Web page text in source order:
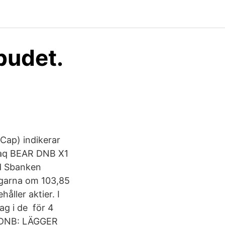
indikerar
BEAR DNB X1
Sbanken
om 103,85
aktier. I
i de för 4
LÄGGER